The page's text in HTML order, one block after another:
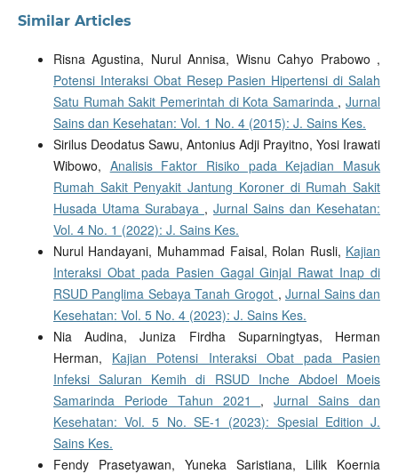
Similar Articles
Risna Agustina, Nurul Annisa, Wisnu Cahyo Prabowo ,
Potensi Interaksi Obat Resep Pasien Hipertensi di Salah
Satu Rumah Sakit Pemerintah di Kota Samarinda ,Jurnal
Sains dan Kesehatan: Vol. 1 No. 4 (2015): J. Sains Kes.
Sirilus Deodatus Sawu, Antonius Adji Prayitno, Yosi Irawati
Wibowo, Analisis Faktor Risiko pada Kejadian Masuk
Rumah Sakit Penyakit Jantung Koroner di Rumah Sakit
Husada Utama Surabaya ,Jurnal Sains dan Kesehatan:
Vol. 4 No. 1 (2022): J. Sains Kes.
Nurul Handayani, Muhammad Faisal, Rolan Rusli, Kajian
Interaksi Obat pada Pasien Gagal Ginjal Rawat Inap di
RSUD Panglima Sebaya Tanah Grogot ,Jurnal Sains dan
Kesehatan: Vol. 5 No. 4 (2023): J. Sains Kes.
Nia Audina, Juniza Firdha Suparningtyas, Herman
Herman, Kajian Potensi Interaksi Obat pada Pasien
Infeksi Saluran Kemih di RSUD Inche Abdoel Moeis
Samarinda Periode Tahun 2021 ,Jurnal Sains dan
Kesehatan: Vol. 5 No. SE-1 (2023): Spesial Edition J.
Sains Kes.
Fendy Prasetyawan, Yuneka Saristiana, Lilik Koernia